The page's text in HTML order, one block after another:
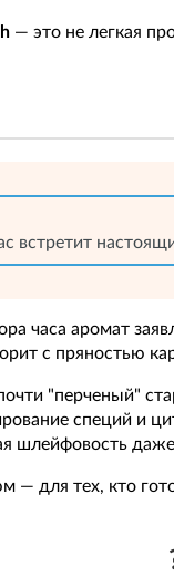
— это не легкая
встретит
часа аромат
с пряностью
"перченый"
специй и
шлейфовость
— для тех, кто